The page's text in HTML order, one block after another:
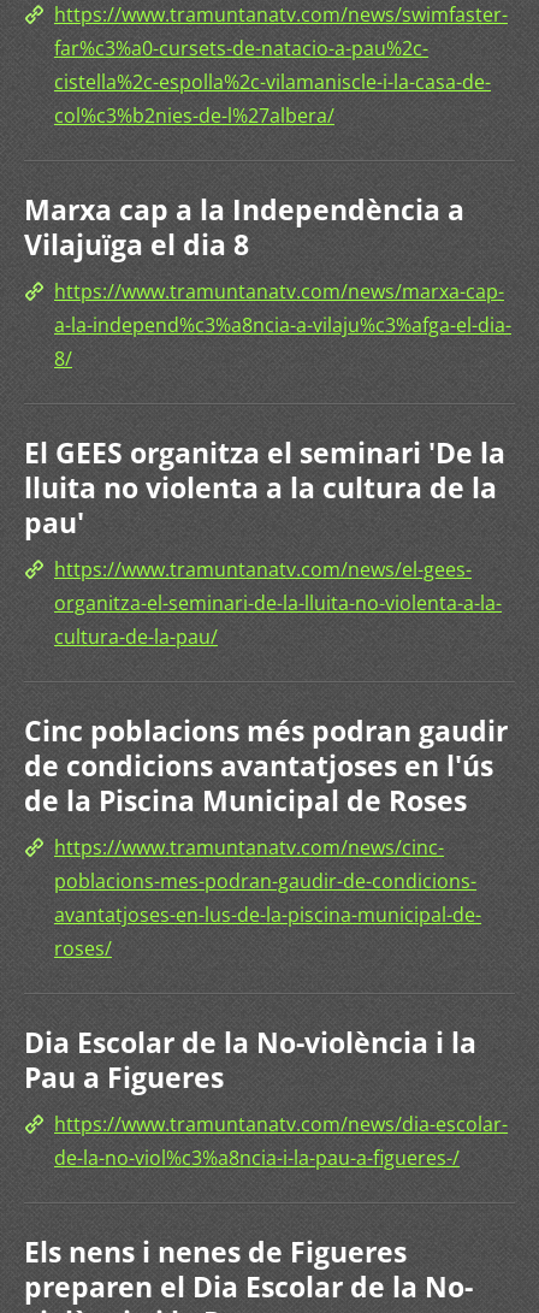
https://www.tramuntanatv.com/news/swimfaster-
far%c3%a0-cursets-de-natacio-a-pau%2c-
cistella%2c-espolla%2c-vilamaniscle-i-la-casa-de-
col%c3%b2nies-de-l%27albera/
Marxa cap a la Independència a
Vilajuïga el dia 8
https://www.tramuntanatv.com/news/marxa-cap-
a-la-independ%c3%a8ncia-a-vilaju%c3%afga-el-dia-
8/
El GEES organitza el seminari 'De la
lluita no violenta a la cultura de la
pau'
https://www.tramuntanatv.com/news/el-gees-
organitza-el-seminari-de-la-lluita-no-violenta-a-la-
cultura-de-la-pau/
Cinc poblacions més podran gaudir
de condicions avantatjoses en l'ús
de la Piscina Municipal de Roses
https://www.tramuntanatv.com/news/cinc-
poblacions-mes-podran-gaudir-de-condicions-
avantatjoses-en-lus-de-la-piscina-municipal-de-
roses/
Dia Escolar de la No-violència i la
Pau a Figueres
https://www.tramuntanatv.com/news/dia-escolar-
de-la-no-viol%c3%a8ncia-i-la-pau-a-figueres-/
Els nens i nenes de Figueres
preparen el Dia Escolar de la No-